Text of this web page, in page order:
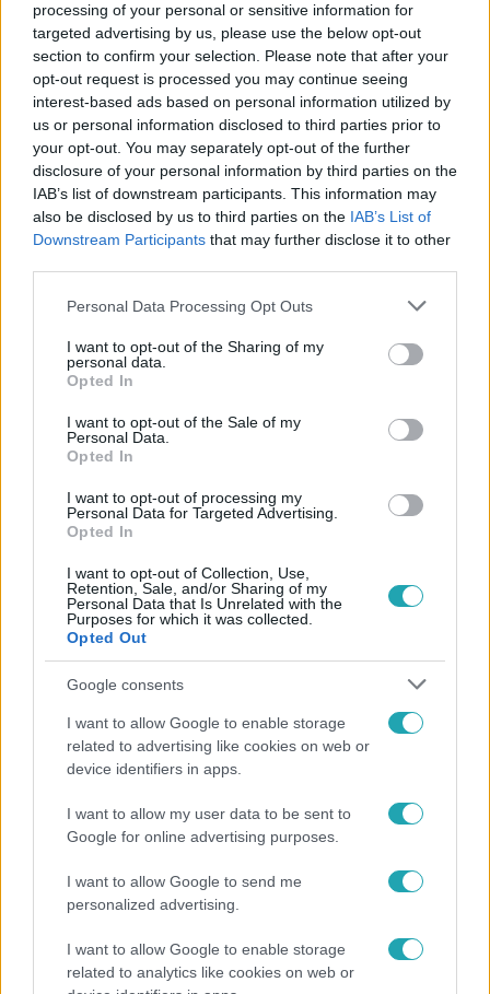
processing of your personal or sensitive information for
targeted advertising by us, please use the below opt-out
section to confirm your selection. Please note that after your
opt-out request is processed you may continue seeing
interest-based ads based on personal information utilized by
us or personal information disclosed to third parties prior to
your opt-out. You may separately opt-out of the further
disclosure of your personal information by third parties on the
IAB’s list of downstream participants. This information may
also be disclosed by us to third parties on the IAB’s List of
Downstream Participants that may further disclose it to other
Please note that this website/app uses one or more Google
not limited to your visit or usage behaviour. You may click to
grant or deny consent to Google and its third-party tags to
use your data for below specified purposes in below Google
consent section.
Personal Data Processing Opt Outs
I want to opt-out of the Sharing of my
personal data.
Opted In
I want to opt-out of the Sale of my
Personal Data.
Opted In
I want to opt-out of processing my
Personal Data for Targeted Advertising.
Opted In
I want to opt-out of Collection, Use,
Retention, Sale, and/or Sharing of my
Personal Data that Is Unrelated with the
Purposes for which it was collected.
Opted Out
Google consents
I want to allow Google to enable storage
related to advertising like cookies on web or
device identifiers in apps.
I want to allow my user data to be sent to
Google for online advertising purposes.
I want to allow Google to send me
personalized advertising.
I want to allow Google to enable storage
related to analytics like cookies on web or
Kövess minket, és értesülj a friss hírekről a
Facebookon is!
Követem
REGGELI #
SHOW # SZÓRAKOZÁS #ZENE KONCERT
JUBILEUM
BERECZKI ZOLTÁN
Népszerű